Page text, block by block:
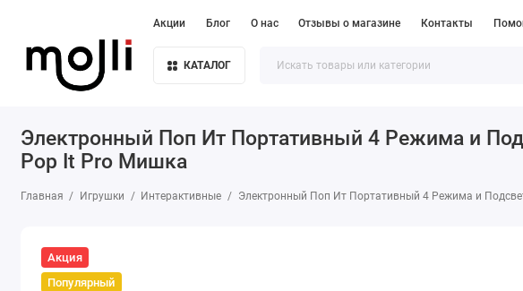
Акции Блог О нас Отзывы о магазине Контакты
КАТАЛОГ
Электронный Поп Ит Портативный 4 Режима и
Pop It Pro Мишка
Главная Игрушки Интерактивные Электронный Поп Ит Портативный 4 Режима и
Акция
Популярный